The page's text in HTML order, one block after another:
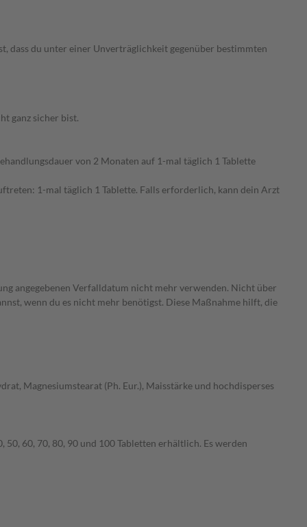
dass du unter einer Unverträglichkeit gegenüber bestimmten
ganz sicher bist.
von 2 Monaten auf 1-mal täglich 1 Tablette
1-mal täglich 1 Tablette. Falls erforderlich, kann dein Arzt
angegebenen Verfalldatum nicht mehr verwenden. Nicht über
wenn du es nicht mehr benötigst. Diese Maßnahme hilft, die
Magnesiumstearat (Ph. Eur.), Maisstärke und hochdisperses
60, 70, 80, 90 und 100 Tabletten erhältlich. Es werden